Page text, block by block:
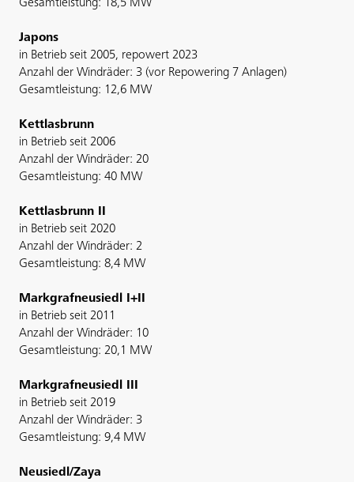
Gesamtleistung: 18,5 MW
Japons
in Betrieb seit 2005, repowert 2023
Anzahl der Windräder: 3 (vor Repowering 7 Anlagen)
Gesamtleistung: 12,6 MW
Kettlasbrunn
in Betrieb seit 2006
Anzahl der Windräder: 20
Gesamtleistung: 40 MW
Kettlasbrunn II
in Betrieb seit 2020
Anzahl der Windräder: 2
Gesamtleistung: 8,4 MW
Markgrafneusiedl I+II
in Betrieb seit 2011
Anzahl der Windräder: 10
Gesamtleistung: 20,1 MW
Markgrafneusiedl III
in Betrieb seit 2019
Anzahl der Windräder: 3
Gesamtleistung: 9,4 MW
Neusiedl/Zaya